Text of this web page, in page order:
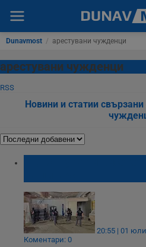
Dunavmost / арестувани чужденци
арестувани чужденци
RSS
Новини и статии
20:55 | 01 юли
Коментари: 0